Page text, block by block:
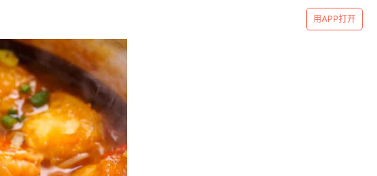
用APP打开